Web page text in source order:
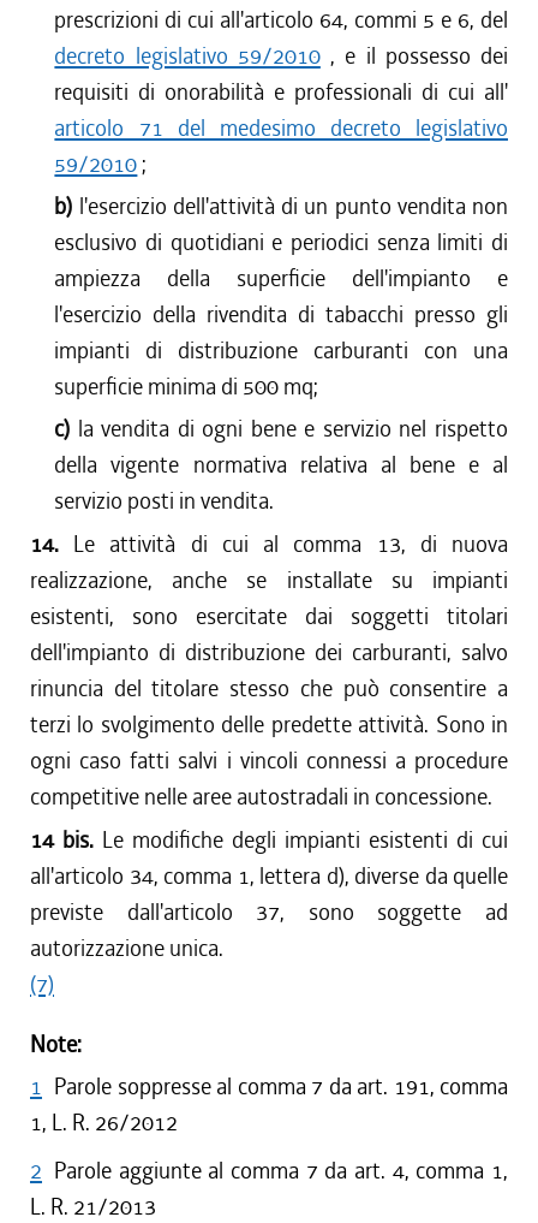
prescrizioni di cui all'articolo 64, commi 5 e 6, del
decreto legislativo 59/2010, e il possesso dei
requisiti di onorabilità e professionali di cui all'
articolo 71 del medesimo decreto legislativo
59/2010;
b) l'esercizio dell'attività di un punto vendita non
esclusivo di quotidiani e periodici senza limiti di
ampiezza della superficie dell'impianto e
l'esercizio della rivendita di tabacchi presso gli
impianti di distribuzione carburanti con una
superficie minima di 500 mq;
c) la vendita di ogni bene e servizio nel rispetto
della vigente normativa relativa al bene e al
servizio posti in vendita.
14. Le attività di cui al comma 13, di nuova
realizzazione, anche se installate su impianti
esistenti, sono esercitate dai soggetti titolari
dell'impianto di distribuzione dei carburanti, salvo
rinuncia del titolare stesso che può consentire a
terzi lo svolgimento delle predette attività. Sono in
ogni caso fatti salvi i vincoli connessi a procedure
competitive nelle aree autostradali in concessione.
14 bis. Le modifiche degli impianti esistenti di cui
all'articolo 34, comma 1, lettera d), diverse da quelle
previste dall'articolo 37, sono soggette ad
autorizzazione unica.
(7)
Note:
1 Parole soppresse al comma 7 da art. 191, comma
1, L. R. 26/2012
2 Parole aggiunte al comma 7 da art. 4, comma 1,
L. R. 21/2013